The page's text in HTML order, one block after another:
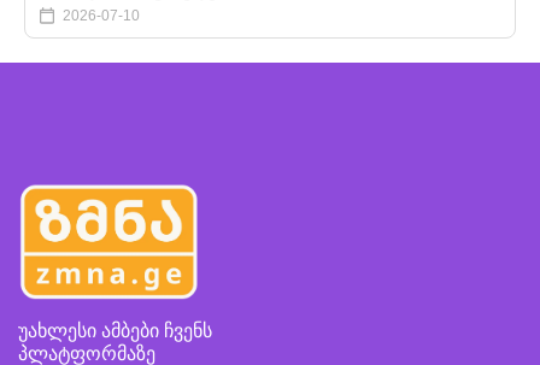
2026-07-10
უახლესი ამბები ჩვენს
პლატფორმაზე